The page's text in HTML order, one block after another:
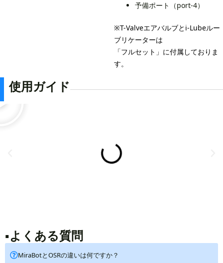
予備ポート（port-4）
※T-Valveエアバルブとi-Lubeルー
ブリケーターは
「フルセット」に付属しておりま
す。
使用ガイド
Play
▪よくある質問
MiraBotとOSRの違いは何ですか？